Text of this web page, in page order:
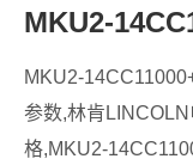
MKU2-
MKU2-
参数,林肯
格,MKU2-